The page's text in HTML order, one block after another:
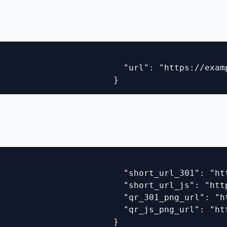
"url": "https://
}
"short_url_301":
"short_url_js":
"qr_301_png_url":
"qr_js_png_url":
}